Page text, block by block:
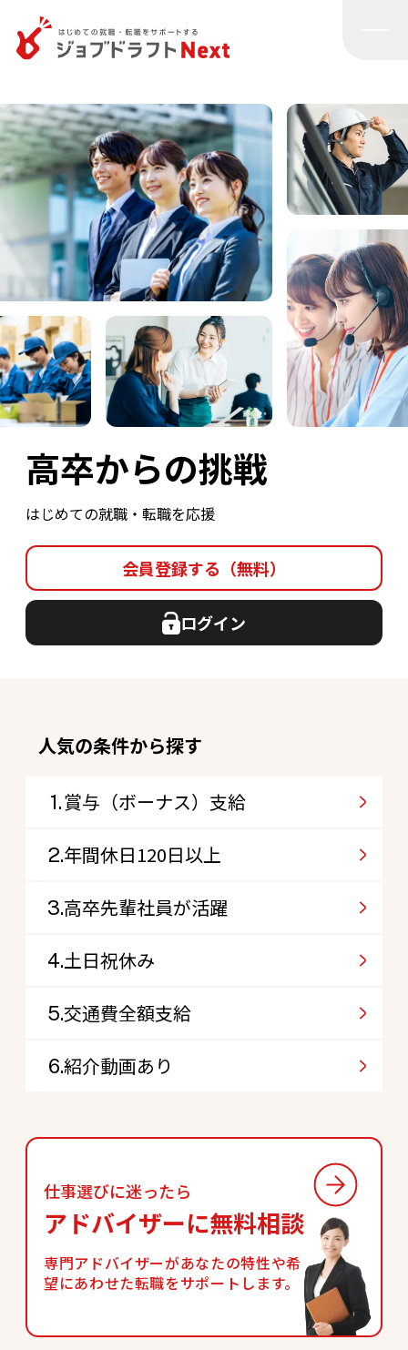
高卒からの挑戦
はじめての就職・転職を応援
会員登録する（無料）
ログイン
人気の条件から探す
賞与（ボーナス）支給
年間休日120日以上
高卒先輩社員が活躍
土日祝休み
交通費全額支給
紹介動画あり
仕事選びに迷ったら
アドバイザーに無料相談
専門アドバイザーがあなたの特性や希
望にあわせた転職をサポートします。